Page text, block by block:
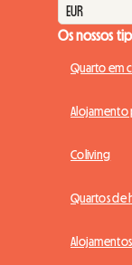
Os nossos
Quarto em
Alojamento
Coliving
Quartos de